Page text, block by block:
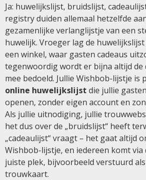
Ja: huwelijkslijst, bruidslijst,
registry duiden allemaal hetzelfde
gezamenlijke verlanglijstje van een
huwelijk. Vroeger lag de
een winkel, waar gasten cadeaus
tegenwoordig wordt er bijna altijd
mee bedoeld. Jullie Wishbob-lijstje is
online huwelijkslijst die jullie
openen, zonder eigen account en
Als jullie uitnodiging, jullie
het dus over de „bruidslijst“ heeft
„cadeaulijst“ vraagt – het gaat altijd
Wishbob-lijstje, en iedereen komt via
juiste plek, bijvoorbeeld verstuurd als
trouwkaart.